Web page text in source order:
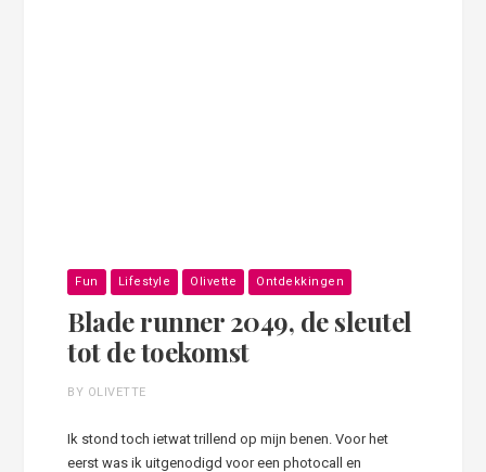
Fun Lifestyle Olivette Ontdekkingen
Blade runner 2049, de sleutel
tot de toekomst
BY OLIVETTE
Ik stond toch ietwat trillend op mijn benen. Voor het
eerst was ik uitgenodigd voor een photocall en